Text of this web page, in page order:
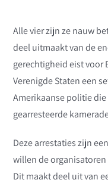
Alle vier zijn ze nauw
deel uitmaakt van de
gerechtigheid eist voor
Verenigde Staten een
Amerikaanse politie
gearresteerde
Deze arrestaties zijn
willen de
Dit maakt deel uit van